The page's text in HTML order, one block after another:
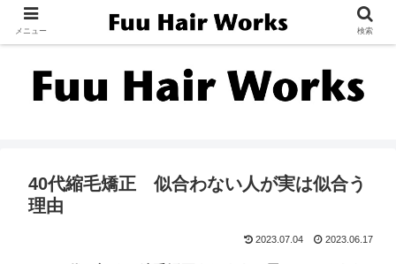
40代縮毛矯正 似合わない人が実は似合う
理由
2023.07.04 2023.06.17
メニュー 検索